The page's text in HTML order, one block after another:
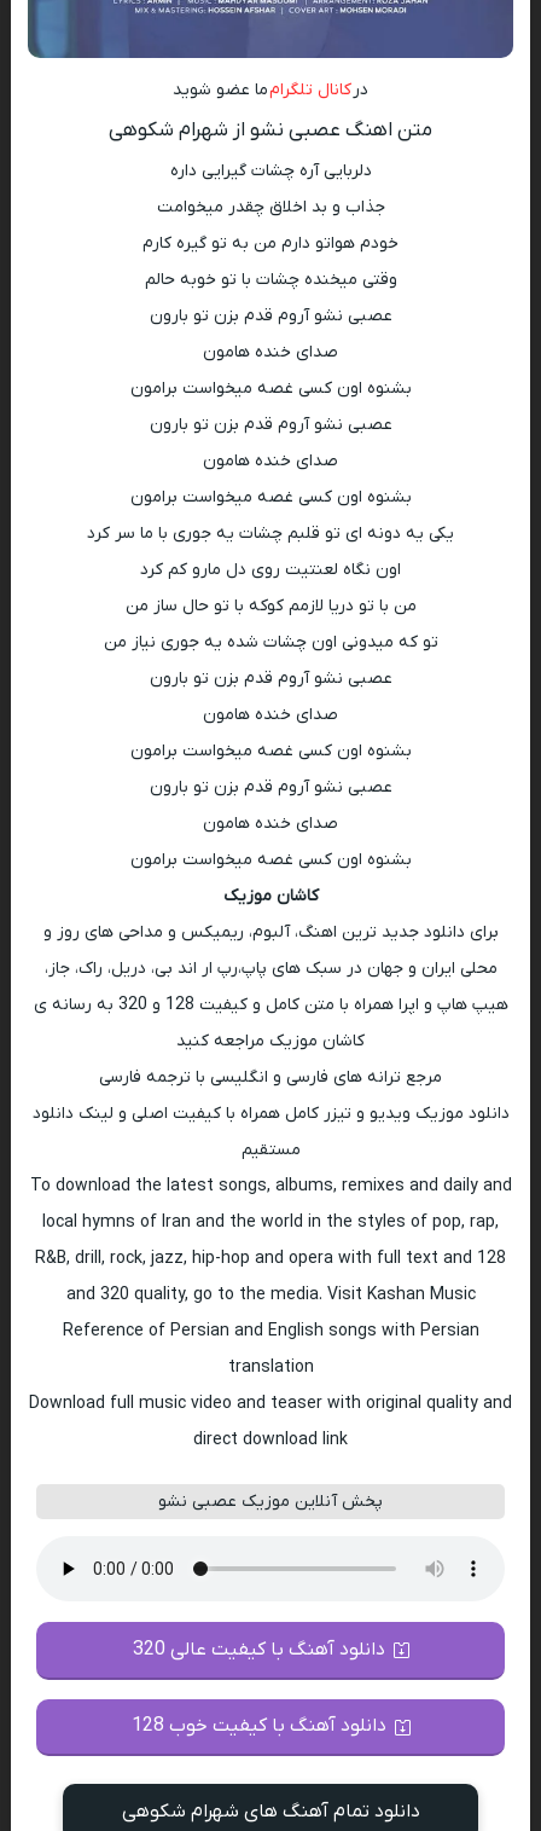
در کانال تلگرامما عضو شوید
متن اهنگ عصبی نشو از شهرام شکوهی
دلربایی آره چشات گیرایی داره
جذاب و بد اخلاق چقدر میخوامت
خودم هواتو دارم من به تو گیره کارم
وقتی میخنده چشات با تو خوبه حالم
عصبی نشو آروم قدم بزن تو بارون
صدای خنده هامون
بشنوه اون کسی غصه میخواست برامون
عصبی نشو آروم قدم بزن تو بارون
صدای خنده هامون
بشنوه اون کسی غصه میخواست برامون
یکی یه دونه ای تو قلبم چشات یه جوری با ما سر کرد
اون نگاه لعنتیت روی دل مارو کم کرد
من با تو دریا لازمم کوکه با تو حال ساز من
تو که میدونی اون چشات شده یه جوری نیاز من
عصبی نشو آروم قدم بزن تو بارون
صدای خنده هامون
بشنوه اون کسی غصه میخواست برامون
عصبی نشو آروم قدم بزن تو بارون
صدای خنده هامون
بشنوه اون کسی غصه میخواست برامون
کاشان موزیک
برای دانلود جدید ترین اهنگ، آلبوم، ریمیکس و مداحی های روز و
محلی ایران و جهان در سبک های پاپ،رپ ار اند بی، دریل، راک، جاز،
هیپ هاپ و اپرا همراه با متن کامل و کیفیت 128 و 320 به رسانه ی
کاشان موزیک مراجعه کنید
مرجع ترانه های فارسی و انگلیسی با ترجمه فارسی
دانلود موزیک ویدیو و تیزر کامل همراه با کیفیت اصلی و لینک دانلود
مستقیم
To download the latest songs, albums, remixes and daily and
local hymns of Iran and the world in the styles of pop, rap,
R&B, drill, rock, jazz, hip-hop and opera with full text and 128
and 320 quality, go to the media. Visit Kashan Music
Reference of Persian and English songs with Persian
translation
Download full music video and teaser with original quality and
direct download link
پخش آنلاین موزیک عصبی نشو
دانلود آهنگ با کیفیت عالی 320
دانلود آهنگ با کیفیت خوب 128
دانلود تمام آهنگ های شهرام شکوهی